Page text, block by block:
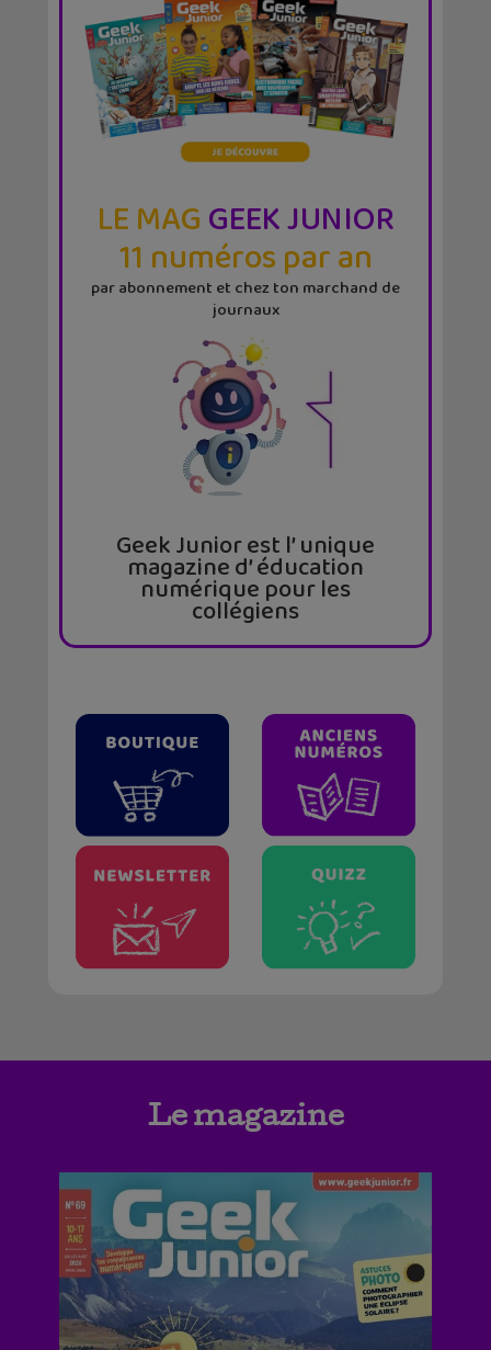
LE MAGGEEK JUNIOR
11 numéros par an
par abonnement et chez ton marchand de
journaux
Geek Junior est l’ unique
magazine d’ éducation
numérique pour les
collégiens
Le magazine